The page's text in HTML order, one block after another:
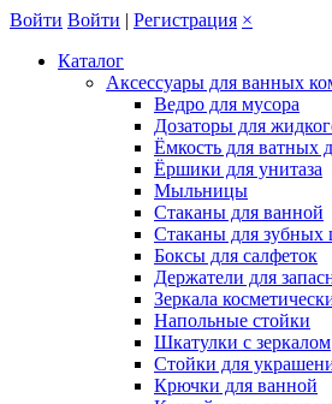
Войти Войти | Регистрация ×
Каталог
Аксессуары для ванных
Ведро для мусора
Дозаторы для
Ёмкость для ватных
Ёршики для унитаза
Мыльницы
Стаканы для ванной
Стаканы для зубных
Боксы для салфеток
Держатели для
Зеркала
Напольные стойки
Шкатулки с зеркалом
Стойки для
Крючки для ванной